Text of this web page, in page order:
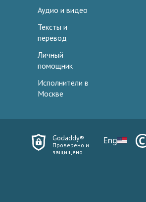
Аудио и видео
Тексты и
перевод
Личный
помощник
Исполнители в
Москве
Godaddy®
Проверено и
защищено
Eng